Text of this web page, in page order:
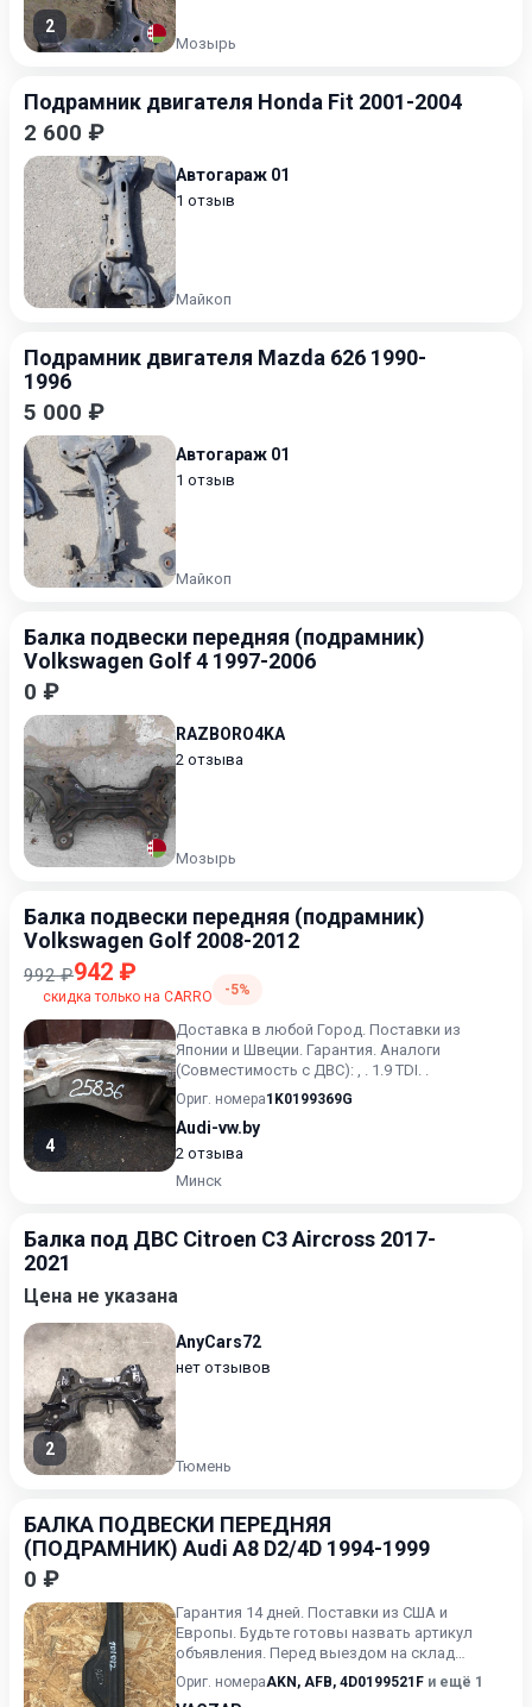
2
Мозырь
Подрамник двигателя Honda Fit 2001-2004
2 600 ₽
Автогараж 01
1 отзыв
Майкоп
Подрамник двигателя Mazda 626 1990-
1996
5 000 ₽
Автогараж 01
1 отзыв
Майкоп
Балка подвески передняя (подрамник)
Volkswagen Golf 4 1997-2006
0 ₽
RAZBORO4KA
2 отзыва
Мозырь
Балка подвески передняя (подрамник)
Volkswagen Golf 2008-2012
992 ₽942 ₽
скидка только на CARRO -5%
4
Доставка в любой Город. Поставки из
Японии и Швеции. Гарантия. Аналоги
(Совместимость с ДВС): , . 1.9 TDI. .
Ориг. номера1K0199369G
Audi-vw.by
2 отзыва
Минск
Балка под ДВС Citroen C3 Aircross 2017-
2021
Цена не указана
2
AnyCars72
нет отзывов
Тюмень
БАЛКА ПОДВЕСКИ ПЕРЕДНЯЯ
(ПОДРАМНИК) Audi A8 D2/4D 1994-1999
0 ₽
Гарантия 14 дней. Поставки из США и
Европы. Будьте готовы назвать артикул
объявления. Перед выездом на склад
обязательно звоните.
Ориг. номераAKN , AFB, 4D0199521F и ещё 1